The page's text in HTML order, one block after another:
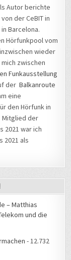
Autor berichte
der CeBIT in
Barcelona.
Hörfunkpool vom
wieder
zwischen
Funkausstellung
derBalkanroute
eine
den Hörfunk in
Mitglied der
2021 war ich
2021 als
– Matthias
und die
- 12.732